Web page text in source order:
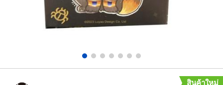
ของเล่นเพื่อการเรียนรู้
กิจกรรมกลางแจ้งและกีฬา
Barbie บาร์บี้
สินค้าใหม่